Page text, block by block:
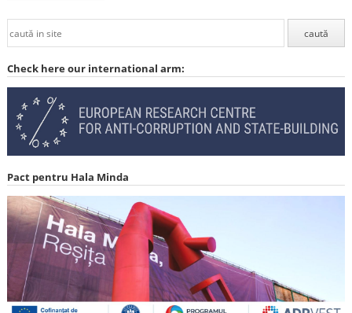
Check here our international arm:
Pact pentru Hala Minda